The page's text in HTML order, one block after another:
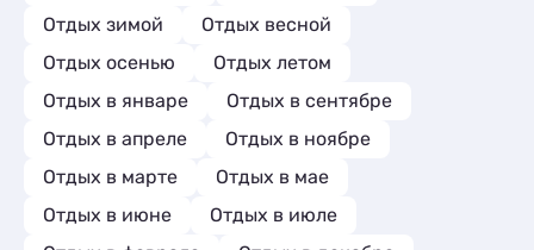
Vintage ещё раз.
Отдых зимой
Отдых весной
Отдых осенью
Отдых летом
Отдых в январе
Отдых в сентябре
Отдых в апреле
Отдых в ноябре
Отдых в марте
Отдых в мае
Отдых в июне
Отдых в июле